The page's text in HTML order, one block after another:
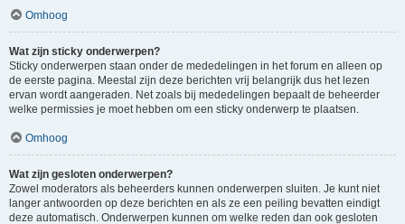
Omhoog
Wat zijn sticky onderwerpen?
Sticky onderwerpen staan onder de mededelingen in het forum en alleen op
de eerste pagina. Meestal zijn deze berichten vrij belangrijk dus het lezen
ervan wordt aangeraden. Net zoals bij mededelingen bepaalt de beheerder
welke permissies je moet hebben om een sticky onderwerp te plaatsen.
Omhoog
Wat zijn gesloten onderwerpen?
Zowel moderators als beheerders kunnen onderwerpen sluiten. Je kunt niet
langer antwoorden op deze berichten en als ze een peiling bevatten eindigt
deze automatisch. Onderwerpen kunnen om welke reden dan ook gesloten